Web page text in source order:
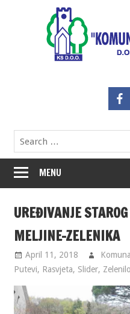
MENU
UREĐIVANJE
MELJINE-ZELENIKA
April 11, 2018
Putevi, Rasvjeta, Slider, Zelenilo